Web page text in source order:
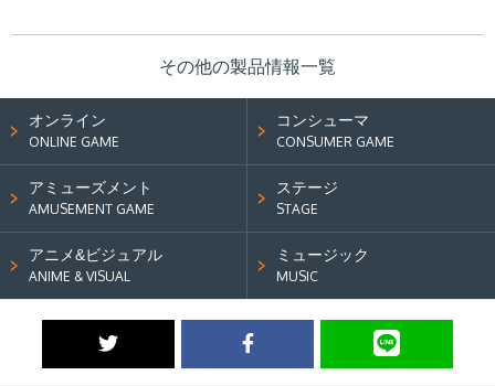
その他の製品情報一覧
オンライン
ONLINE GAME
コンシューマ
CONSUMER GAME
アミューズメント
AMUSEMENT GAME
ステージ
STAGE
アニメ&ビジュアル
ANIME & VISUAL
ミュージック
MUSIC